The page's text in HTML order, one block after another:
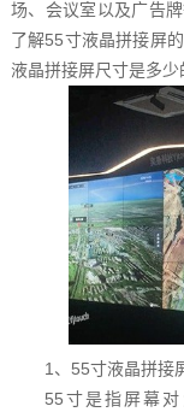
场、会议室以及广告
了解55寸液晶拼接屏
液晶拼接屏尺寸是多少
1、55寸液晶拼接
55寸是指屏幕